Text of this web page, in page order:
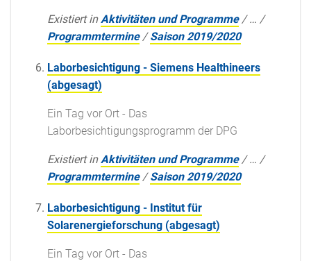
Existiert in Aktivitäten und Programme /… /
Programmtermine /Saison 2019/2020
Laborbesichtigung - Siemens Healthineers
(abgesagt)
Ein Tag vor Ort - Das
Laborbesichtigungsprogramm der DPG
Existiert in Aktivitäten und Programme /… /
Programmtermine /Saison 2019/2020
Laborbesichtigung - Institut für
Solarenergieforschung (abgesagt)
Ein Tag vor Ort - Das